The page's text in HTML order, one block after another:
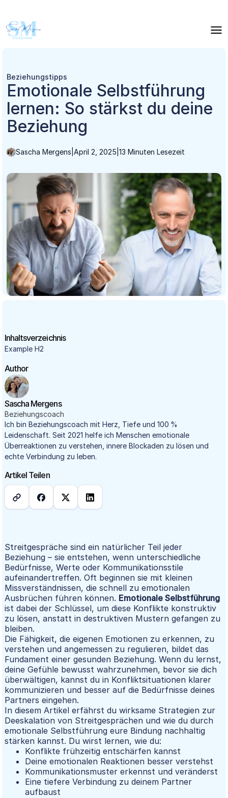
Beziehungstipps
Emotionale Selbstführung
lernen: So stärkst du deine
Beziehung
Sascha Mergens |April 2, 2025 |13 Minuten Lesezeit
Streitgespräche sind ein natürlicher Teil jeder
Beziehung – sie entstehen, wenn unterschiedliche
Bedürfnisse, Werte oder Kommunikationsstile
aufeinandertreffen. Oft beginnen sie mit kleinen
Missverständnissen, die schnell zu emotionalen
Ausbrüchen führen können. Emotionale Selbstführung
ist dabei der Schlüssel, um diese Konflikte konstruktiv
zu lösen, anstatt in destruktiven Mustern gefangen zu
bleiben.
Die Fähigkeit, die eigenen Emotionen zu erkennen, zu
verstehen und angemessen zu regulieren, bildet das
Fundament einer gesunden Beziehung. Wenn du lernst,
deine Gefühle bewusst wahrzunehmen, bevor sie dich
überwältigen, kannst du in Konfliktsituationen klarer
kommunizieren und besser auf die Bedürfnisse deines
Partners eingehen.
In diesem Artikel erfährst du wirksame Strategien zur
Deeskalation von Streitgesprächen und wie du durch
emotionale Selbstführung eure Bindung nachhaltig
stärken kannst. Du wirst lernen, wie du:
Konflikte frühzeitig entschärfen kannst
Deine emotionalen Reaktionen besser verstehst
Kommunikationsmuster erkennst und veränderst
Eine tiefere Verbindung zu deinem Partner
aufbaust
Inhaltsverzeichnis
Example H2
Author
Sascha Mergens
Beziehungscoach
Ich bin Beziehungscoach mit Herz, Tiefe und 100 %
Leidenschaft. Seit 2021 helfe ich Menschen emotionale
Überreaktionen zu verstehen, innere Blockaden zu lösen und
echte Verbindung zu leben.
Artikel Teilen